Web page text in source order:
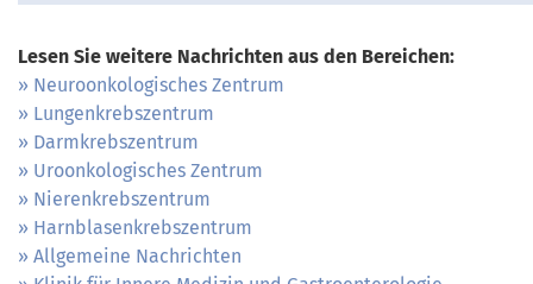
Lesen Sie weitere Nachrichten aus den Bereichen:
Neuroonkologisches Zentrum
Lungenkrebszentrum
Darmkrebszentrum
Uroonkologisches Zentrum
Nierenkrebszentrum
Harnblasenkrebszentrum
Allgemeine Nachrichten